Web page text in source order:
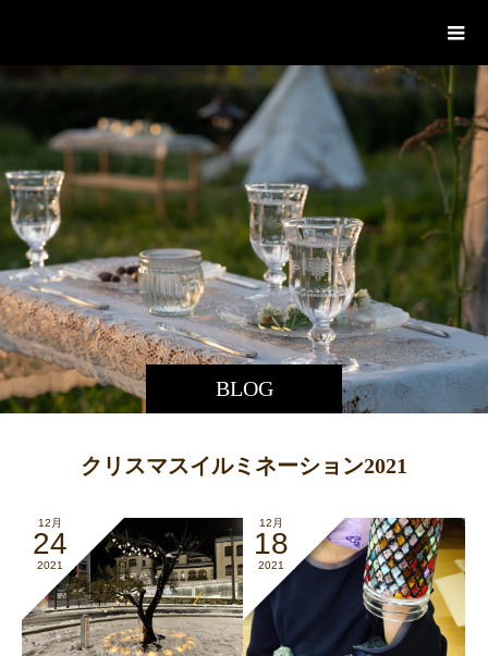
BLOG
クリスマスイルミネーション2021
12月
24
2021
12月
18
2021